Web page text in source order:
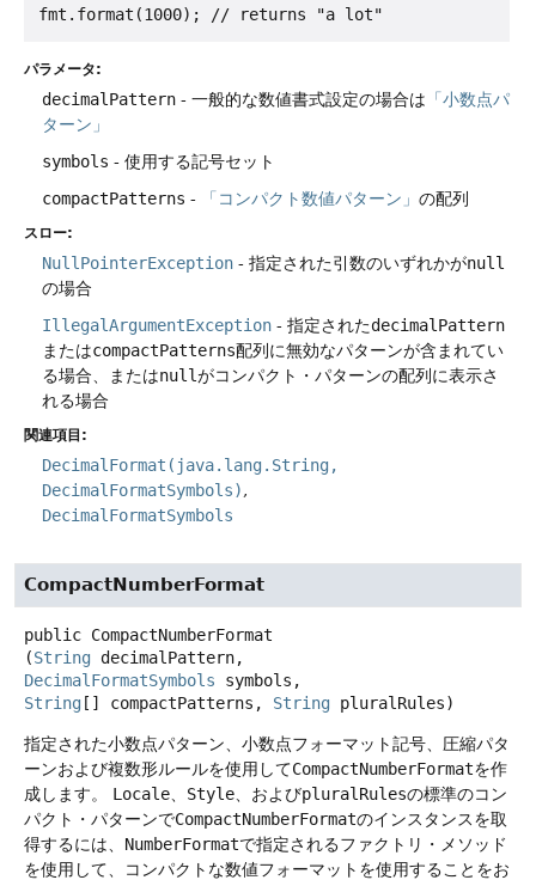
パラメータ:
decimalPattern - 一般的な数値書式設定の場合は 「小数点パ
ターン」
symbols - 使用する記号セット
compactPatterns - 「コンパクト数値パターン」 の配列
スロー:
NullPointerException - 指定された引数のいずれかがnull
の場合
IllegalArgumentException - 指定されたdecimalPattern
またはcompactPatterns配列に無効なパターンが含まれてい
る場合、またはnullがコンパクト・パターンの配列に表示さ
れる場合
関連項目:
DecimalFormat(java.lang.String,
DecimalFormatSymbols)
DecimalFormatSymbols
CompactNumberFormat
public CompactNumberFormat
(String
DecimalFormatSymbols
String [] compactPatterns, String pluralRules)
指定された小数点パターン、小数点フォーマット記号、圧縮パタ
ーンおよび複数形ルールを使用してCompactNumberFormatを作
成します。
Locale Style 、およびpluralRulesの標準のコン
パクト・パターンでCompactNumberFormatのインスタンスを取
得するには、 NumberFormatで指定されるファクトリ・メソッド
を使用して、コンパクトな数値フォーマットを使用することをお